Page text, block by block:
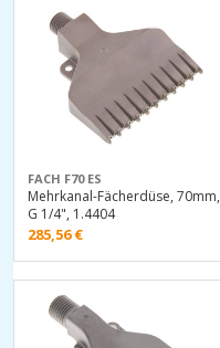
FACH F70 ES
Mehrkanal-Fächerdüse, 70mm,
G 1/4", 1.4404
285,56€